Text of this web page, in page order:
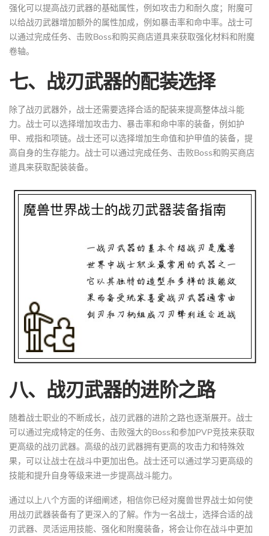
强化可以提高战刃武器的基础属性，例如攻击力和耐久度；附魔可
以给战刃武器增加额外的属性加成，例如暴击率和命中率。战士可
以通过完成任务、击败Boss和购买商店道具来获取强化材料和附魔
卷轴。
七、战刃武器的配装选择
除了战刃武器外，战士还需要选择合适的配装来提高整体战斗能
力。战士可以选择增加攻击力、暴击率和命中率的装备，例如护
甲、戒指和项链。战士还可以选择增加生命值和护甲值的装备，提
高自身的生存能力。战士可以通过完成任务、击败Boss和购买商店
道具来获取配装装备。
八、战刃武器的进阶之路
随着战士职业的不断成长，战刃武器的进阶之路也逐渐展开。战士
可以通过完成特定的任务、击败强大的Boss和参加PVP竞技来获取
更高级的战刃武器。高级的战刃武器拥有更高的攻击力和特殊效
果，可以让战士在战斗中更加出色。战士还可以通过学习更高级的
技能和提升自身等级来进一步提高战斗能力。
通过以上八个方面的详细阐述，相信你已经对魔兽世界战士如何使
用战刃武器装备有了更深入的了解。作为一名战士，选择合适的战
刃武器、灵活运用技能、强化和附魔装备，将会让你在战斗中更加